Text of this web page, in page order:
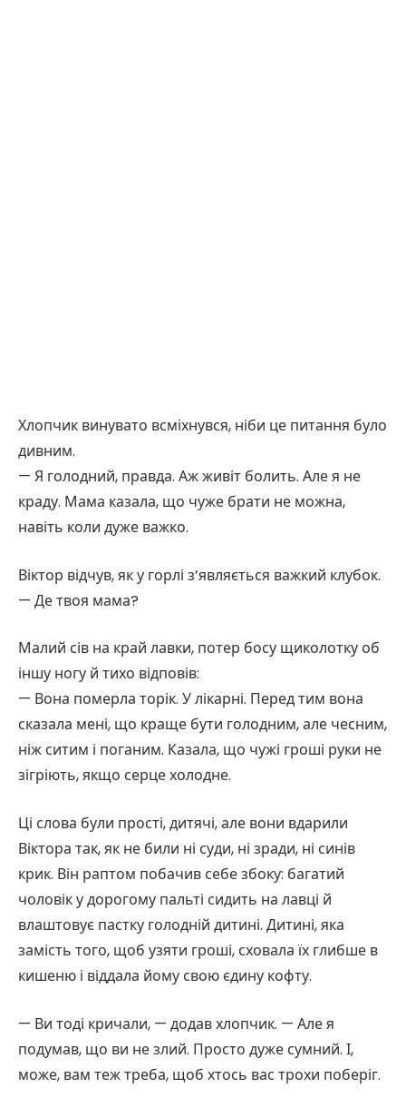
Хлопчик винувато всміхнувся, ніби це питання було
дивним.
— Я голодний, правда. Аж живіт болить. Але я не
краду. Мама казала, що чуже брати не можна,
навіть коли дуже важко.
Віктор відчув, як у горлі з’являється важкий клубок.
— Де твоя мама?
Малий сів на край лавки, потер босу щиколотку об
іншу ногу й тихо відповів:
— Вона померла торік. У лікарні. Перед тим вона
сказала мені, що краще бути голодним, але чесним,
ніж ситим і поганим. Казала, що чужі гроші руки не
зігріють, якщо серце холодне.
Ці слова були прості, дитячі, але вони вдарили
Віктора так, як не били ні суди, ні зради, ні синів
крик. Він раптом побачив себе збоку: багатий
чоловік у дорогому пальті сидить на лавці й
влаштовує пастку голодній дитині. Дитині, яка
замість того, щоб узяти гроші, сховала їх глибше в
кишеню і віддала йому свою єдину кофту.
— Ви тоді кричали, — додав хлопчик. — Але я
подумав, що ви не злий. Просто дуже сумний. І,
може, вам теж треба, щоб хтось вас трохи поберіг.